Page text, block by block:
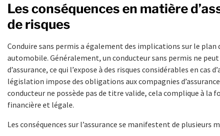
Les conséquences en matière
de risques
Conduire sans permis a également des implications sur le plan
automobile. Généralement, un conducteur sans permis ne
d’assurance, ce qui l’expose à des risques considérables en cas
législation impose des obligations aux compagnies
conducteur ne possède pas de titre valide, cela complique à la
financière et légale.
Les conséquences sur l’assurance se manifestent de plusieurs